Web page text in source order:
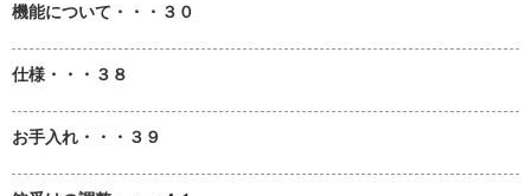
機能について・・・３０
仕様・・・３８
お手入れ・・・３９